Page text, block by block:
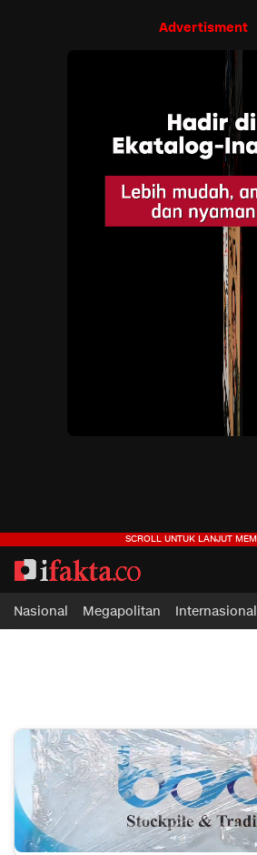
Advertisment
ifakta.co
#pastibenar
Nasional Megapolitan Internasional